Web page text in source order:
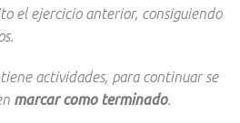
el ejercicio anterior, consiguiendo
actividades, para continuar se
marcar como terminado.